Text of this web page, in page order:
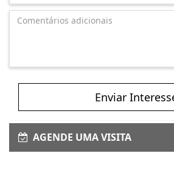
Enviar
AGENDE UMA VISITA